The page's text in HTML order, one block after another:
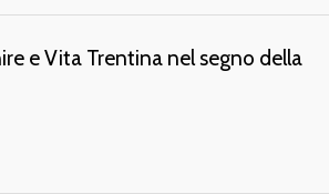
e Vita Trentina nel segno della